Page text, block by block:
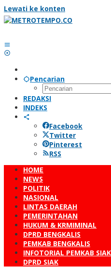
Lewati ke konten
Pencarian
REDAKSI
INDEKS
Facebook
Twitter
Pinterest
RSS
HOME
NEWS
POLITIK
NASIONAL
LINTAS DAERAH
PEMERINTAHAN
HUKUM & KRMIMINAL
DPRD BENGKALIS
PEMKAB BENGKALIS
INFOTORIAL PEMKAB SIAK
DPRD SIAK